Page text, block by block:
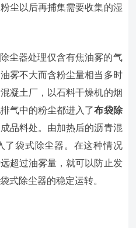
尘以后再捕集需要收集的湿
尘器处理仅含有焦油雾的气
雾不大而含粉尘量相当多时
凝土厂，以石料干燥机的烟
气中的粉尘都进入了布袋除
品料处。由加热后的沥青混
了袋式除尘器。在这种情况
超过油雾量，就可以防止发
式除尘器的稳定运转。